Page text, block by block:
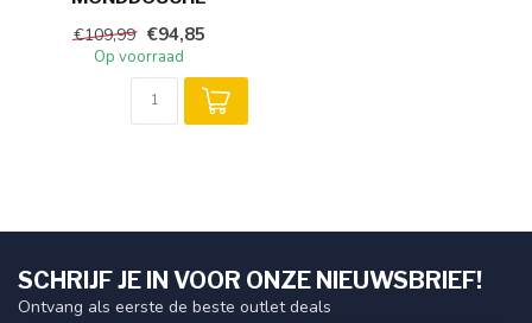
€109,99 €94,85
Op voorraad
SCHRIJF JE IN VOOR ONZE NIEUWSBRIEF!
Ontvang als eerste de beste outlet deals